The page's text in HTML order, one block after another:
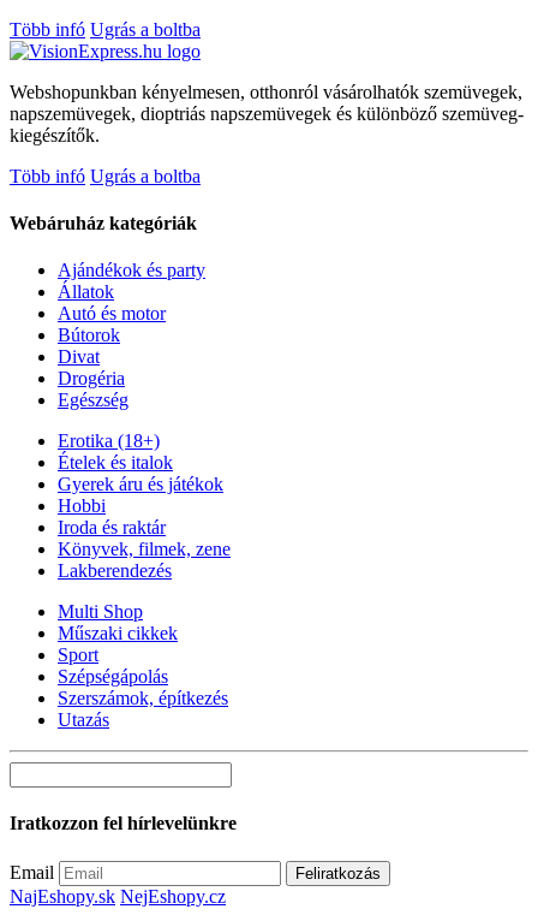
Több infó Ugrás a boltba
Webshopunkban kényelmesen, otthonról vásárolhatók szemüvegek,
napszemüvegek, dioptriás napszemüvegek és különböző szemüveg-
kiegészítők.
Több infó Ugrás a boltba
Webáruház kategóriák
Ajándékok és party
Állatok
Autó és motor
Bútorok
Divat
Drogéria
Egészség
Erotika (18+)
Ételek és italok
Gyerek áru és játékok
Hobbi
Iroda és raktár
Könyvek, filmek, zene
Lakberendezés
Multi Shop
Műszaki cikkek
Sport
Szépségápolás
Szerszámok, építkezés
Utazás
Iratkozzon fel hírlevelünkre
Email Feliratkozás
NajEshopy.sk NejEshopy.cz